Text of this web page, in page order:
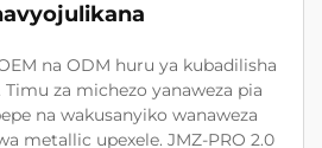
na ODM huru ya kubadilisha
za michezo yanaweza pia
na wakusanyiko wanaweza
metallic upexele. JMZ-PRO 2.0